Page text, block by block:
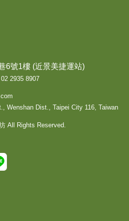
6號1樓 (近景美捷運站)
2935 8907
Wenshan Dist., Taipei City 116, Taiwan
All Rights Reserved.